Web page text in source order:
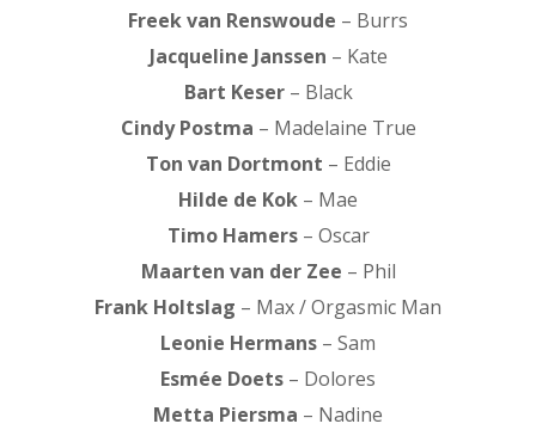
Freek van Renswoude – Burrs
Jacqueline Janssen – Kate
Bart Keser– Black
Cindy Postma – Madelaine True
Ton van Dortmont – Eddie
Hilde de Kok – Mae
Timo Hamers– Oscar
Maarten van der Zee – Phil
Frank Holtslag – Max / Orgasmic Man
Leonie Hermans – Sam
Esmée Doets – Dolores
Metta Piersma – Nadine